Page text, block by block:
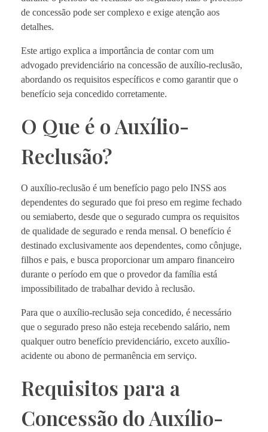
de concessão pode ser complexo e exige atenção aos
detalhes.
Este artigo explica a importância de contar com um
advogado previdenciário na concessão de auxílio-reclusão,
abordando os requisitos específicos e como garantir que o
benefício seja concedido corretamente.
O Que é o Auxílio-
Reclusão?
O auxílio-reclusão é um benefício pago pelo INSS aos
dependentes do segurado que foi preso em regime fechado
ou semiaberto, desde que o segurado cumpra os requisitos
de qualidade de segurado e renda mensal. O benefício é
destinado exclusivamente aos dependentes, como cônjuge,
filhos e pais, e busca proporcionar um amparo financeiro
durante o período em que o provedor da família está
impossibilitado de trabalhar devido à reclusão.
Para que o auxílio-reclusão seja concedido, é necessário
que o segurado preso não esteja recebendo salário, nem
qualquer outro benefício previdenciário, exceto auxílio-
acidente ou abono de permanência em serviço.
Requisitos para a
Concessão do Auxílio-